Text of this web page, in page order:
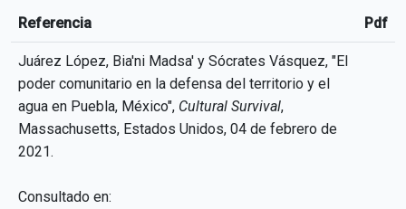
Referencia
Pdf
Referencia
Juárez López, Bia'ni Madsa' y Sócrates Vásquez, "El
poder comunitario en la defensa del territorio y el
agua en Puebla, México", Cultural Survival,
Massachusetts, Estados Unidos, 04 de febrero de
2021.
Consultado en: